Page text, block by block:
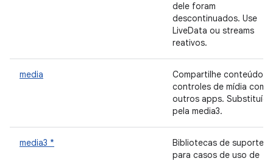
dele foram
descontinuados. Use
LiveData ou streams
reativos.
media
Compartilhe conteúdo e
controles de mídia com
outros apps. Substituída
pela media3.
media3 *
Bibliotecas de suporte
para casos de uso de